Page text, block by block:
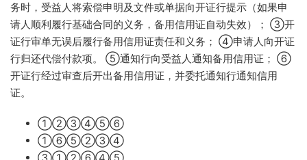
务时，受益人将索偿申明及文件或单据向开证行提示（如果申
请人顺利履行基础合同的义务，备用信用证自动失效）； ③开
证行审单无误后履行备用信用证责任和义务； ④申请人向开证
行归还代偿付款项。
⑤通知行向受益人通知备用信用证； ⑥
开证行经过审查后开出备用信用证，并委托通知行通知信用
证。
①②③④⑤⑥
①⑥⑤②③④